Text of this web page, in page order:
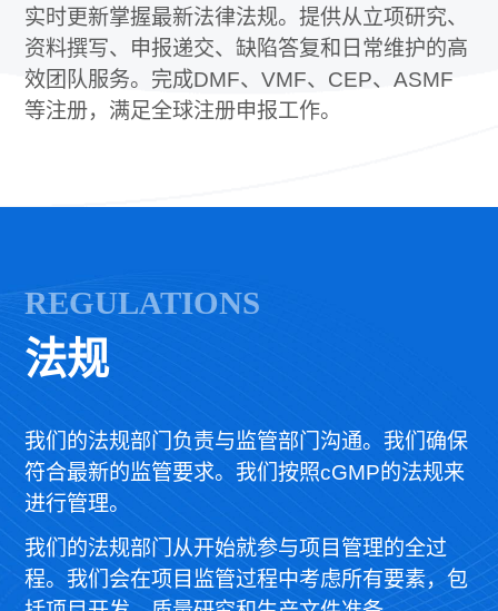
实时更新掌握最新法律法规。提供从立项研究、
资料撰写、申报递交、缺陷答复和日常维护的高
效团队服务。完成DMF、VMF、CEP、ASMF
等注册，满足全球注册申报工作。
REGULATIONS
法规
我们的法规部门负责与监管部门沟通。我们确保
符合最新的监管要求。我们按照cGMP的法规来
进行管理。
我们的法规部门从开始就参与项目管理的全过
程。我们会在项目监管过程中考虑所有要素，包